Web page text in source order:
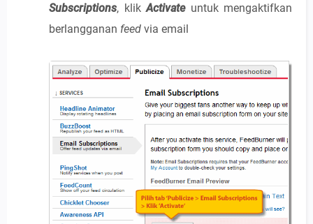
Subscriptions, klikActivateuntuk mengaktifkan
berlangganan feed via email